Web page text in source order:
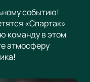
событию!
«Спартак»
команду в этом
атмосферу